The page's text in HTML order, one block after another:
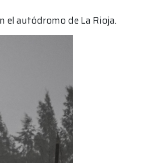
el autódromo de La Rioja.